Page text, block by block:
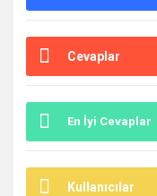
Cevaplar
En İyi Cevaplar
Kullanıcılar